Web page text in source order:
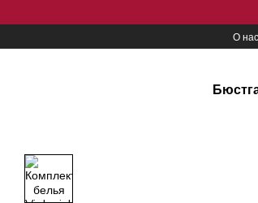
О нас